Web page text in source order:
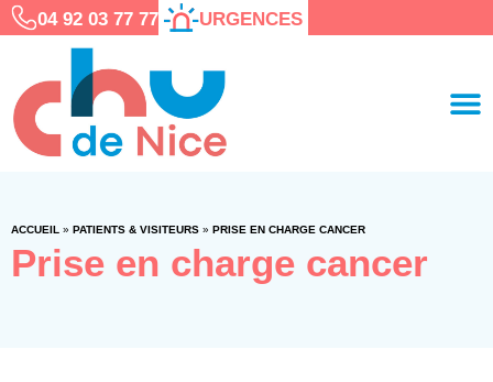
04 92 03 77 77 URGENCES
ACCUEIL » PATIENTS & VISITEURS » PRISE EN CHARGE CANCER
Prise en charge cancer